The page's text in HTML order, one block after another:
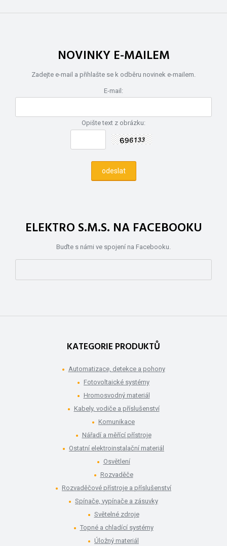
NOVINKY E-MAILEM
Zadejte e-mail a přihlašte se k odběru novinek e-mailem.
E-mail:
Opište text z obrázku:
ELEKTRO S.M.S. NA FACEBOOKU
Buďte s námi ve spojení na Facebooku.
KATEGORIE PRODUKTŮ
Automatizace, detekce a pohony
Fotovoltaické systémy
Hromosvodný materiál
Kabely, vodiče a příslušenství
Komunikace
Nářadí a měřící přístroje
Ostatní elektroinstalační materiál
Osvětlení
Rozvaděče
Rozvaděčové přístroje a příslušenství
Spínače, vypínače a zásuvky
Světelné zdroje
Topné a chladící systémy
Úložný materiál